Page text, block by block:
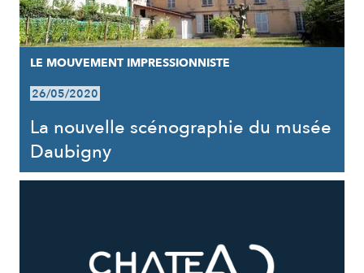
LE MOUVEMENT IMPRESSIONNISTE
26/05/2020
La nouvelle scénographie du musée
Daubigny